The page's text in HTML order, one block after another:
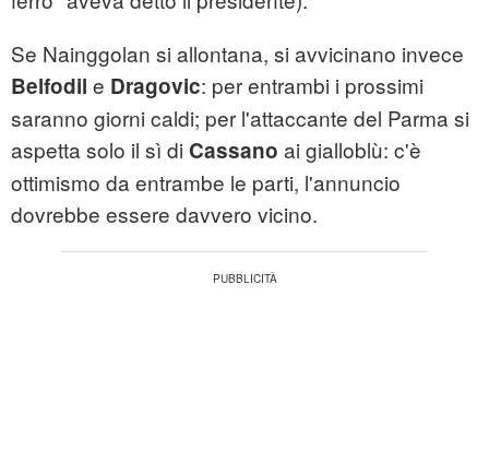
Se Nainggolan si allontana, si avvicinano invece
Belfodil e Dragovic: per entrambi i prossimi
saranno giorni caldi; per l'attaccante del Parma si
aspetta solo il sì di Cassano ai gialloblù: c'è
ottimismo da entrambe le parti, l'annuncio
dovrebbe essere davvero vicino.